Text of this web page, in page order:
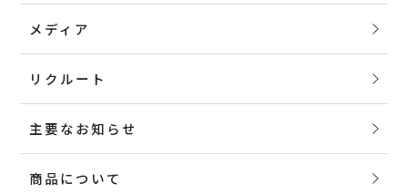
メディア
リクルート
主要なお知らせ
商品について